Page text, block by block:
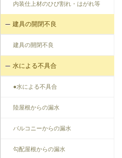
内装仕上材のひび割れ・はがれ等
建具の開閉不良
建具の開閉不良
水による不具合
●水による不具合
陸屋根からの漏水
バルコニーからの漏水
勾配屋根からの漏水